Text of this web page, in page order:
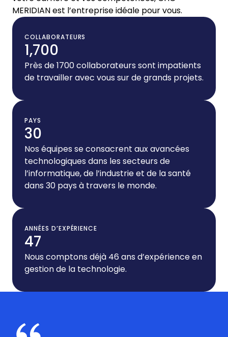
MERIDIAN est l’entreprise idéale pour vous.
COLLABORATEURS
1,700
Près de 1700 collaborateurs sont impatients
de travailler avec vous sur de grands projets.
PAYS
30
Nos équipes se consacrent aux avancées
technologiques dans les secteurs de
l’informatique, de l’industrie et de la santé
dans 30 pays à travers le monde.
ANNÉES D’EXPÉRIENCE
47
Nous comptons déjà 46 ans d’expérience en
gestion de la technologie.